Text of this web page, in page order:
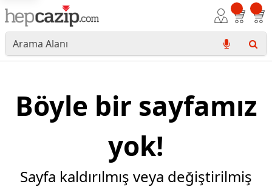
Böyle bir sayfamız
yok!
Sayfa kaldırılmış veya değiştirilmiş